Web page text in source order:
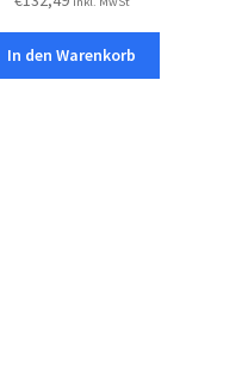
o
d
mit3.50
von 5
In den Warenkorb